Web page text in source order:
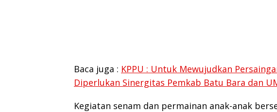
Baca juga : KPPU : Untuk Mewujudkan
Diperlukan Sinergitas Pemkab Batu Bara dan
Kegiatan senam dan permainan anak-anak